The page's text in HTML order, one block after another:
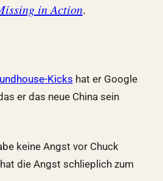
in Action.
Kicks hat er Google
er das neue China sein
keine Angst vor Chuck
die Angst schlieplich zum